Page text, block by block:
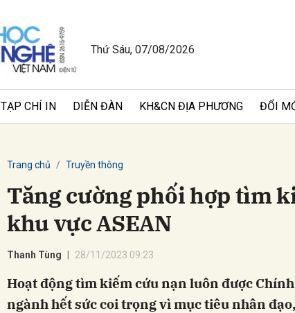
Thứ Sáu, 07/08/2026
TẠP CHÍ IN DIỄN ĐÀN KH&CN ĐỊA PHƯƠNG ĐỔI
Trang chủ Truyền thông
Tăng cường phối hợp tìm
khu vực ASEAN
Thanh Tùng 28/11/2023 09:23
Hoạt động tìm kiếm cứu nạn luôn được
ngành hết sức coi trọng vì mục tiêu nhân